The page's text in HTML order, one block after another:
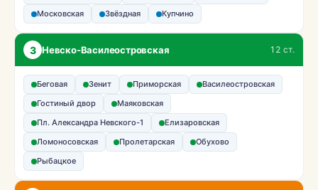
Московская
Звёздная Купчино
3 Невско-Василеостровская 12 ст.
Беговая Зенит Приморская
Василеостровская
Гостиный двор
Маяковская
Пл. Александра Невского-1
Елизаровская
Ломоносовская
Пролетарская
Обухово
Рыбацкое